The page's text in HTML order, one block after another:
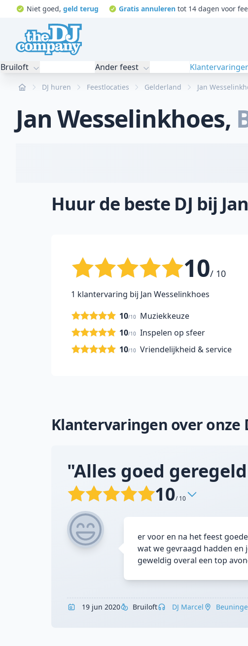
Niet goed, geld terug Gratis annuleren tot 14 dagen voor
Bruiloft Ander feest
Home DJ huren Feestlocaties Gelderland Jan
Jan Wesselinkhoes,
Huur de beste DJ bij
10/ 10
1 klantervaring bij Jan Wesselinkhoes
Muziekkeuze
10/10
Inspelen op sfeer
10/10
Vriendelijkheid & service
10/10
Klantervaringen over onze
"Alles goed
10/ 10
er voor en na het feest
wat we gevraagd hadden en
geweldig overal een top
19 jun 2020 Bruiloft DJ Marcel